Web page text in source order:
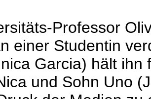
Professor
einer Studentin
Garcia) hält
und Sohn Uno